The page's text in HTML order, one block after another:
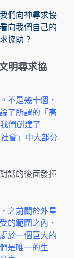
們向神尋求協
向我們自己的
協助？
明尋求協
不是幾十個，
了所謂的「高
們創建了
社會」中大部分
話的後面發揮
之前關於外星
的範圍之內，
於一個巨大的
是唯一的生